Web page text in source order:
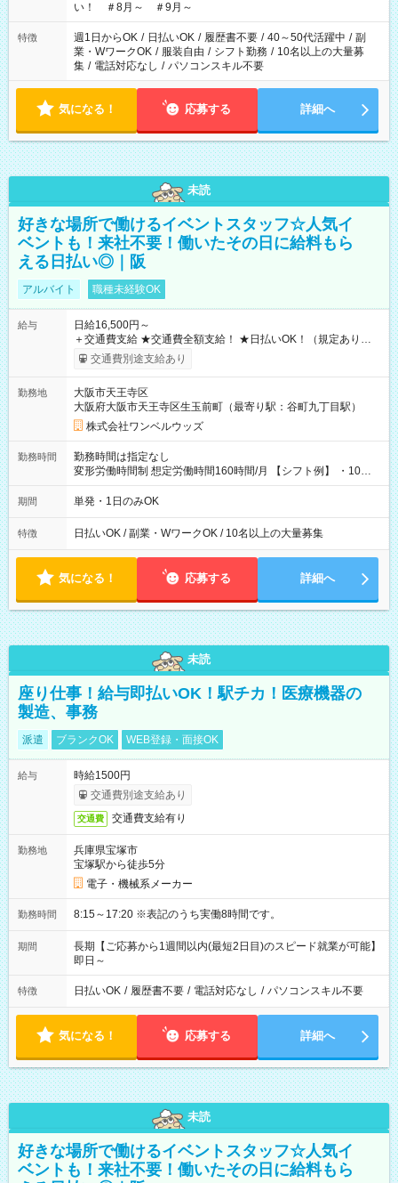
い！ ＃8月～ ＃9月～
特徴 週1日からOK / 日払いOK / 履歴書不要 / 40～50代活躍中 / 副
業・WワークOK / 服装自由 / シフト勤務 / 10名以上の大量募
集 / 電話対応なし / パソコンスキル不要
気になる！ 応募する 詳細へ
未読
好きな場所で働けるイベントスタッフ☆人気イ
ベントも！来社不要！働いたその日に給料もら
える日払い◎｜阪
アルバイト 職種未経験OK
給与
日給16,500円～
＋交通費支給 ★交通費全額支給！ ★日払いOK！（規定あり） ┗
働いたその日に現金GET♪ お仕事後はコンビニATMから 日払
交通費別途支給あり
勤務地
大阪市天王寺区
大阪府大阪市天王寺区生玉前町（最寄り駅：谷町九丁目駅）
株式会社ワンベルウッズ
勤務時間
勤務時間は指定なし
変形労働時間制 想定労働時間160時間/月 【シフト例】 ・10：
00～20：00
期間 単発・1日のみOK
特徴 日払いOK / 副業・WワークOK / 10名以上の大量募集
気になる！ 応募する 詳細へ
未読
座り仕事！給与即払いOK！駅チカ！医療機器の
製造、事務
派遣 ブランクOK WEB登録・面接OK
給与
時給1500円
交通費別途支給あり
交通費 交通費支給有り
勤務地
兵庫県宝塚市
宝塚駅から徒歩5分
電子・機械系メーカー
勤務時間 8:15～17:20 ※表記のうち実働8時間です。
期間
長期【ご応募から1週間以内(最短2日目)のスピード就業が可能】
即日～
特徴 日払いOK / 履歴書不要 / 電話対応なし / パソコンスキル不要
気になる！ 応募する 詳細へ
未読
好きな場所で働けるイベントスタッフ☆人気イ
ベントも！来社不要！働いたその日に給料もら